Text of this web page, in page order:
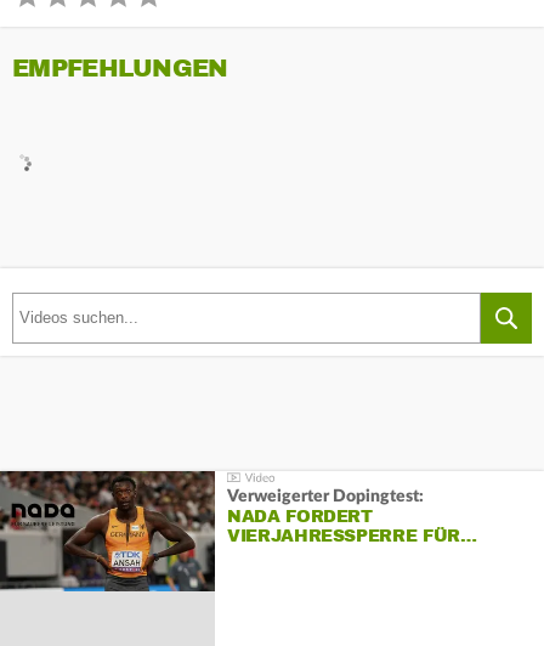
EMPFEHLUNGEN
Verweigerter Dopingtest:
NADA FORDERT
VIERJAHRESSPERRE FÜR…